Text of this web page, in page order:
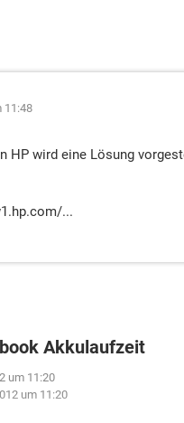
11:48
HP wird eine Lösung
...
Akkulaufzeit
um 11:20
um 11:20